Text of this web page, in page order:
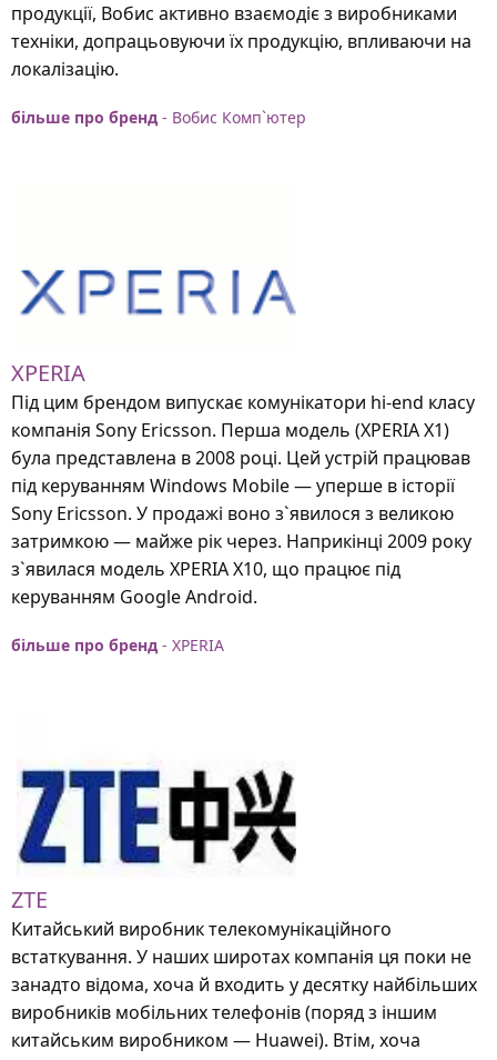
продукції, Вобис активно взаємодіє з виробниками
техніки, допрацьовуючи їх продукцію, впливаючи на
локалізацію.
більше про бренд - Вобис Комп`ютер
XPERIA
Під цим брендом випускає комунікатори hi-end класу
компанія Sony Ericsson. Перша модель (XPERIA X1)
була представлена в 2008 році. Цей устрій працював
під керуванням Windows Mobile — уперше в історії
Sony Ericsson. У продажі воно з`явилося з великою
затримкою — майже рік через. Наприкінці 2009 року
з`явилася модель XPERIA X10, що працює під
керуванням Google Android.
більше про бренд - XPERIA
ZTE
Китайський виробник телекомунікаційного
встаткування. У наших широтах компанія ця поки не
занадто відома, хоча й входить у десятку найбільших
виробників мобільних телефонів (поряд з іншим
китайським виробником — Huawei). Втім, хоча